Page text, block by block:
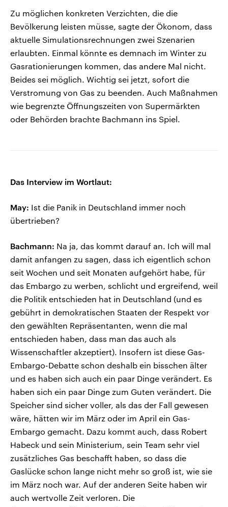
Zu möglichen konkreten Verzichten, die die
Bevölkerung leisten müsse, sagte der Ökonom, dass
aktuelle Simulationsrechnungen zwei Szenarien
erlaubten. Einmal könnte es demnach im Winter zu
Gasrationierungen kommen, das andere Mal nicht.
Beides sei möglich. Wichtig sei jetzt, sofort die
Verstromung von Gas zu beenden. Auch Maßnahmen
wie begrenzte Öffnungszeiten von Supermärkten
oder Behörden brachte Bachmann ins Spiel.
Das Interview im Wortlaut:
May: Ist die Panik in Deutschland immer noch
übertrieben?
Bachmann: Na ja, das kommt darauf an. Ich will mal
damit anfangen zu sagen, dass ich eigentlich schon
seit Wochen und seit Monaten aufgehört habe, für
das Embargo zu werben, schlicht und ergreifend, weil
die Politik entschieden hat in Deutschland (und es
gebührt in demokratischen Staaten der Respekt vor
den gewählten Repräsentanten, wenn die mal
entschieden haben, dass man das auch als
Wissenschaftler akzeptiert). Insofern ist diese Gas-
Embargo-Debatte schon deshalb ein bisschen älter
und es haben sich auch ein paar Dinge verändert. Es
haben sich ein paar Dinge zum Guten verändert. Die
Speicher sind sicher voller, als das der Fall gewesen
wäre, hätten wir im März oder im April ein Gas-
Embargo gemacht. Dazu kommt auch, dass Robert
Habeck und sein Ministerium, sein Team sehr viel
zusätzliches Gas beschafft haben, so dass die
Gaslücke schon lange nicht mehr so groß ist, wie sie
im März noch war. Auf der anderen Seite haben wir
auch wertvolle Zeit verloren. Die